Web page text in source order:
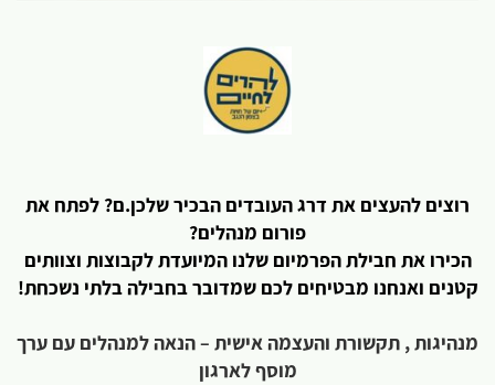
רוצים להעצים את דרג העובדים הבכיר שלכן.ם? לפתח את
פורום מנהלים?
הכירו את חבילת הפרמיום שלנו המיועדת לקבוצות וצוותים
קטנים ואנחנו מבטיחים לכם שמדובר בחבילה בלתי נשכחת!
מנהיגות , תקשורת והעצמה אישית – הנאה למנהלים עם ערך
מוסף לארגון